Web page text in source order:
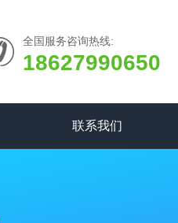
全国服务咨询热线:
18627990650
联系我们